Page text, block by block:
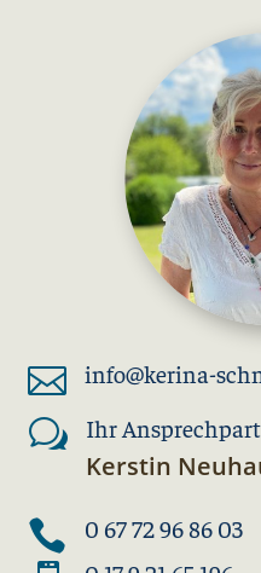
 info@kerina-
w Ihr
Kerstin
 0 67 72 96 86 03